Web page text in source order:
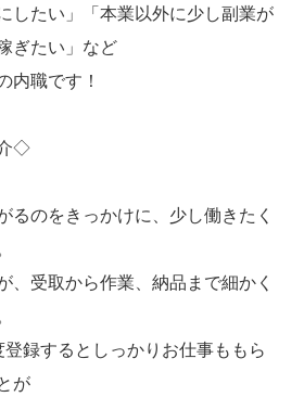
したい」「本業以外に少し副業が
ぎたい」など
内職です！
◇
るのをきっかけに、少し働きたく
、受取から作業、納品まで細かく
録するとしっかりお仕事ももら
が